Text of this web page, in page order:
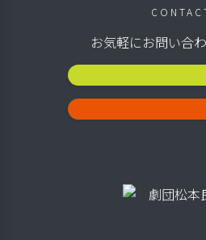
お気軽にお問い合
公
お